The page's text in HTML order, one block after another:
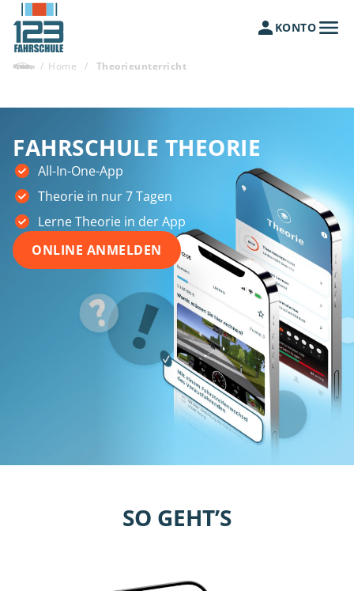
KONTO
/ Home / Theorieunterricht
FAHRSCHULE THEORIE
All-In-One-App
Theorie in nur 7 Tagen
Lerne Theorie in der App
ONLINE ANMELDEN
SO GEHT’S